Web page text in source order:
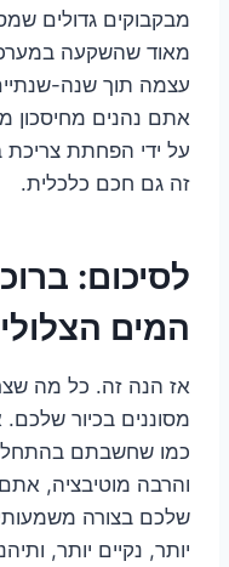
מבקבוקים גדולים
מאוד שהשקעה
עצמה תוך שנה-
אתם נהנים מחיסכון
על ידי הפחתת צריכת
זה גם חכם כלכלית.
לסיכום:
המים
אז הנה זה. כל מה
מסוננים בכיור
כמו שחשבתם
והרבה מוטיבציה,
שלכם בצורה
יותר, נקיים יותר,